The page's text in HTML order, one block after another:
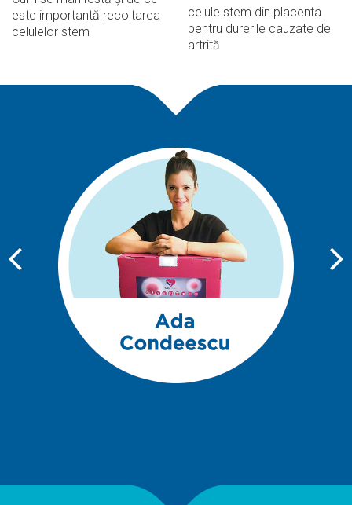
este importantă recoltarea
celulelor stem
celule stem din placenta
pentru durerile cauzate de
artrită